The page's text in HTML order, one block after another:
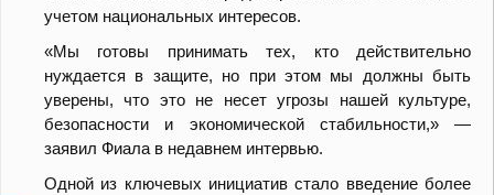
учетом национальных интересов.
«Мы готовы принимать тех, кто действительно
нуждается в защите, но при этом мы должны быть
уверены, что это не несет угрозы нашей культуре,
безопасности и экономической стабильности,» —
заявил Фиала в недавнем интервью.
Одной из ключевых инициатив стало введение более